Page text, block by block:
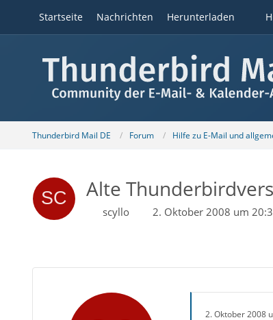
Startseite Nachrichten Herunterladen
Thunderbird Mail DE Forum Hilfe zu E-Mail und
Alte
scyllo 2. Oktober 2008 um
2. Oktober 2008